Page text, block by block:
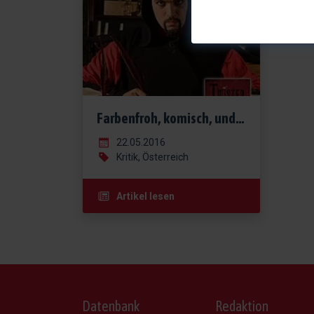
Farbenfroh, komisch, und unerwarteter Jargon - TWISTED
22.05.2016
Kritik, Österreich
Artikel lesen
Datenbank Redaktion